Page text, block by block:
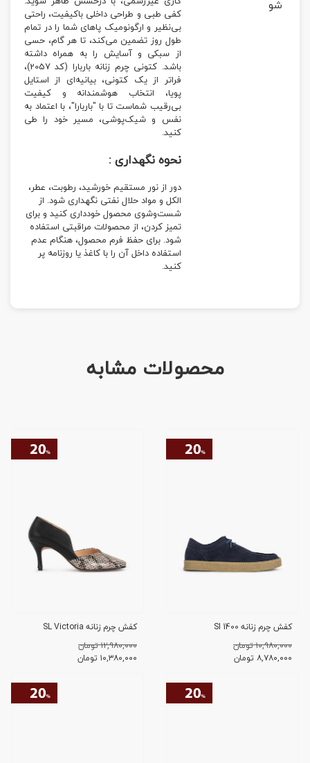
شو
کفی طبی و طراحی داخلی باکیفیت، راحتی
بی‌نظیر و ارگونومیک پاهای شما را در تمام
طول روز تضمین می‌کند، تا هر گام، حسی
از سبکی و آسایش را به همراه داشته
باشد. کتونی چرم زنانه باربارا (کد 2057)،
فراتر از یک کتونی، بیانیه‌ای از استایل
پویا، انتخاب هوشمندانه و کیفیت
بی‌رقیب شماست تا با "باربارا"، با اعتماد به
نفس و شیک‌پوشی، مسیر خود را طی
کنید.
نحوه نگهداری :
دور از نور مستقیم خورشید، رطوبت، عطر،
الکل و مواد حلال نفتی نگهداری شود. از
شست‌وشوی محصول خودداری کنید و برای
تمیز کردن، از محصولات مراقبتی استفاده
شود. برای حفظ فرم محصول، هنگام عدم
استفاده داخل آن را با کاغذ یا روزنامه پر
کنید.
محصولات مشابه
کفش چرم زنانه SI 1400
۱۰,۹۸۰,۰۰۰ تومان
۸,۷۸۰,۰۰۰ تومان
کفش چرم زنانه SL Victoria
۱۲,۹۸۰,۰۰۰ تومان
۱۰,۳۸۰,۰۰۰ تومان